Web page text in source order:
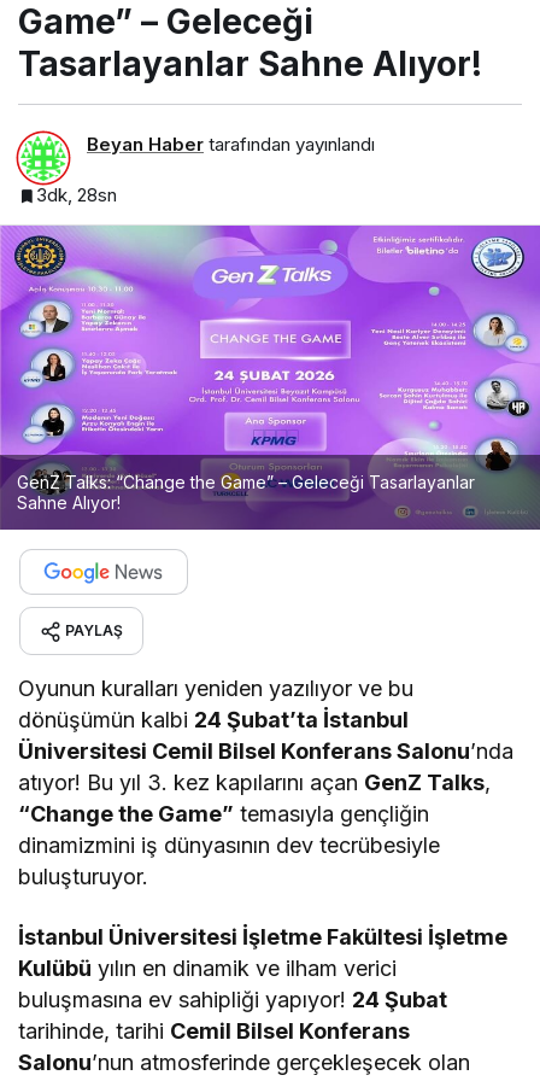
Game” – Geleceği
Tasarlayanlar Sahne Alıyor!
Beyan Haber tarafından yayınlandı
3dk, 28sn
GenZ Talks: “Change the Game” – Geleceği Tasarlayanlar
Sahne Alıyor!
PAYLAŞ
Oyunun kuralları yeniden yazılıyor ve bu
dönüşümün kalbi 24 Şubat’ta İstanbul
Üniversitesi Cemil Bilsel Konferans Salonu’nda
atıyor! Bu yıl 3. kez kapılarını açan GenZ Talks,
“Change the Game” temasıyla gençliğin
dinamizmini iş dünyasının dev tecrübesiyle
buluşturuyor.
İstanbul Üniversitesi İşletme Fakültesi İşletme
Kulübü yılın en dinamik ve ilham verici
buluşmasına ev sahipliği yapıyor! 24 Şubat
tarihinde, tarihi Cemil Bilsel Konferans
Salonu’nun atmosferinde gerçekleşecek olan